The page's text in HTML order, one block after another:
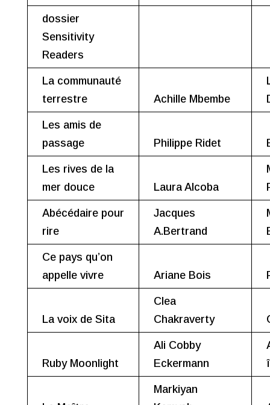
dossier
Sensitivity
Readers
La communauté
terrestre
Achille Mbembe
Les amis de
passage
Philippe Ridet
Les rives de la
mer douce
Laura Alcoba
Abécédaire pour
rire
Jacques
A.Bertrand
Ce pays qu’on
appelle vivre
Ariane Bois
La voix de Sita
Clea
Chakraverty
Ruby Moonlight
Ali Cobby
Eckermann
Markiyan